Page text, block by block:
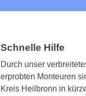
Schnelle Hilfe
Durch unser
erprobten Monteuren
Kreis Heilbronn in